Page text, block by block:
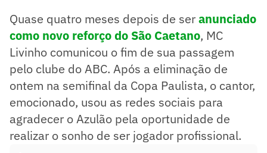
Quase quatro meses depois de seranunciado
como novo reforço do São Caetano, MC
Livinho comunicou o fim de sua passagem
pelo clube do ABC. Após a eliminação de
ontem na semifinal da Copa Paulista, o cantor,
emocionado, usou as redes sociais para
agradecer o Azulão pela oportunidade de
realizar o sonho de ser jogador profissional.